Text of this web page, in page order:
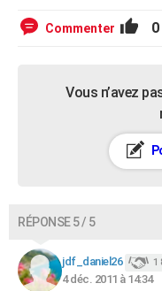
Commenter 0
Vous n’avez
RÉPONSE 5 / 5
jdf_daniel26 1
4 déc. 2011 à 14:34